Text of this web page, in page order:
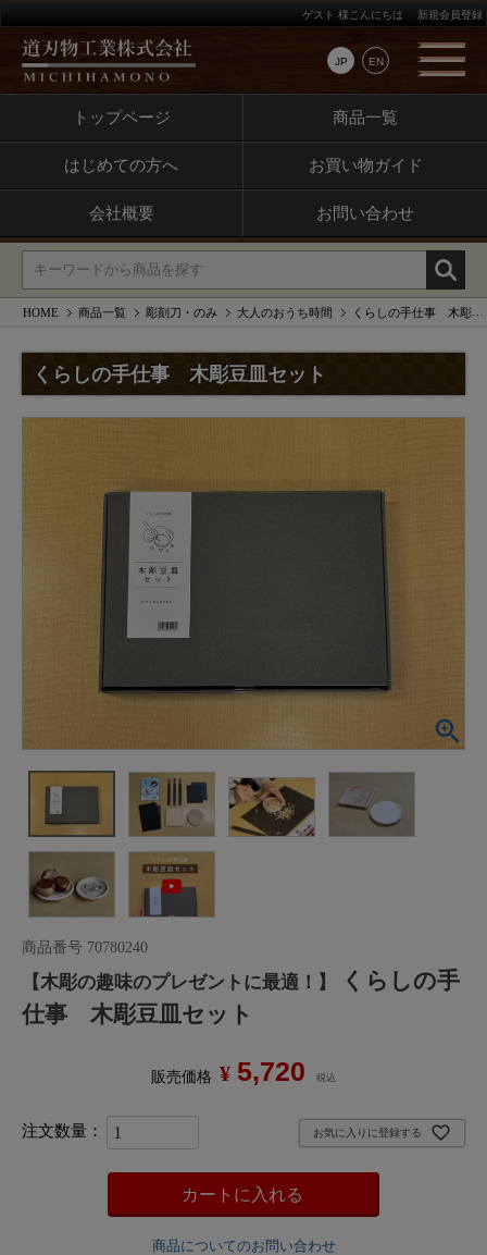
JP EN
ゲスト 様こんにちは 新規会員登録
トップページ 商品一覧
はじめての方へ お買い物ガイド
会社概要 お問い合わせ
HOME 商品一覧 彫刻刀・のみ 大人のおうち時間 くらしの手仕事 木彫豆皿セット
くらしの手仕事 木彫豆皿セット
商品番号 70780240
【木彫の趣味のプレゼントに最適！】
くらしの手
仕事 木彫豆皿セット
販売価格 ¥ 5,720 税込
お気に入りに登録する
カートに入れる
商品についてのお問い合わせ